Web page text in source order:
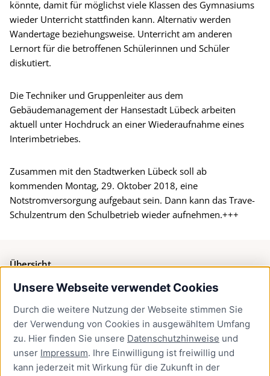
Unsere Webseite verwendet Cookies
Durch die weitere Nutzung der Webseite stimmen Sie
der Verwendung von Cookies in ausgewähltem Umfang
zu. Hier finden Sie unsere Datenschutzhinweise und
unser Impressum. Ihre Einwilligung ist freiwillig und
kann jederzeit mit Wirkung für die Zukunft in der
könnte, damit für möglichst viele Klassen des Gymnasiums
wieder Unterricht stattfinden kann. Alternativ werden
Wandertage beziehungsweise. Unterricht am anderen
Lernort für die betroffenen Schülerinnen und Schüler
diskutiert.
Die Techniker und Gruppenleiter aus dem
Gebäudemanagement der Hansestadt Lübeck arbeiten
aktuell unter Hochdruck an einer Wiederaufnahme eines
Interimbetriebes.
Zusammen mit den Stadtwerken Lübeck soll ab
kommenden Montag, 29. Oktober 2018, eine
Notstromversorgung aufgebaut sein. Dann kann das Trave-
Schulzentrum den Schulbetrieb wieder aufnehmen.+++
Übersicht
Bürgerservice
Presse
Newsletter Lübeck:kompakt
Kontakt